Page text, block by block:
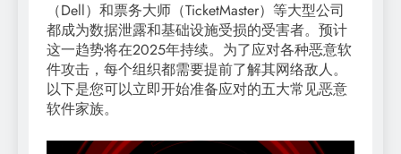
（Dell）和票务大师（TicketMaster）等大型公司
都成为数据泄露和基础设施受损的受害者。预计
这一趋势将在2025年持续。为了应对各种恶意软
件攻击，每个组织都需要提前了解其网络敌人。
以下是您可以立即开始准备应对的五大常见恶意
软件家族。